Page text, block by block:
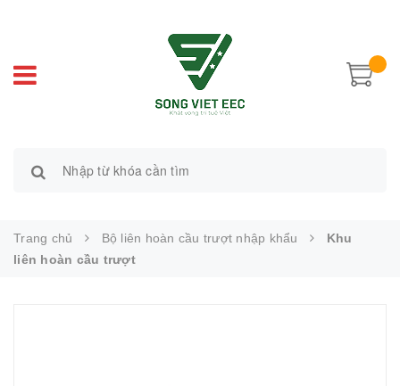
Trang chủ Bộ liên hoàn cầu trượt nhập khẩu
Khu
liên hoàn cầu trượt